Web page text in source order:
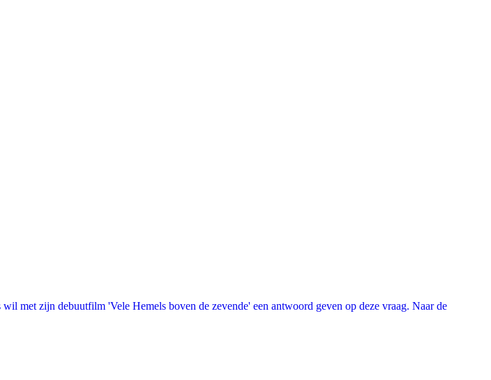
met zijn debuutfilm 'Vele Hemels boven de zevende' een antwoord geven op deze vraag. Naar de